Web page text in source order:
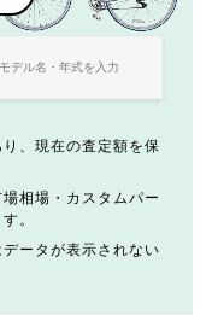
、現在の査定額を保
相場・カスタムパー
。
ータが表示されない